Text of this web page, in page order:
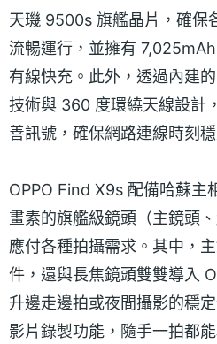
天璣 9500s 旗艦晶片，確保
流暢運行，並擁有
有線快充。此外，透過內建
技術與 360 度環繞天線設計
善訊號，確保網路連線時刻
OPPO Find X9s 配備哈蘇主
畫素的旗艦級鏡頭（主鏡頭
應付各種拍攝需求。其中，
件，還與長焦鏡頭雙雙導入
升邊走邊拍或夜間攝影的穩
影片錄製功能，隨手一拍都